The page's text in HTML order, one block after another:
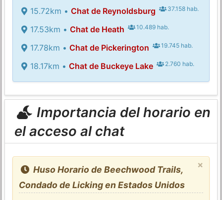
15.72km • Chat de Reynoldsburg 37.158 hab.
17.53km • Chat de Heath 10.489 hab.
17.78km • Chat de Pickerington 19.745 hab.
18.17km • Chat de Buckeye Lake 2.760 hab.
Importancia del horario en
el acceso al chat
×
Huso Horario de Beechwood Trails,
Condado de Licking en Estados Unidos